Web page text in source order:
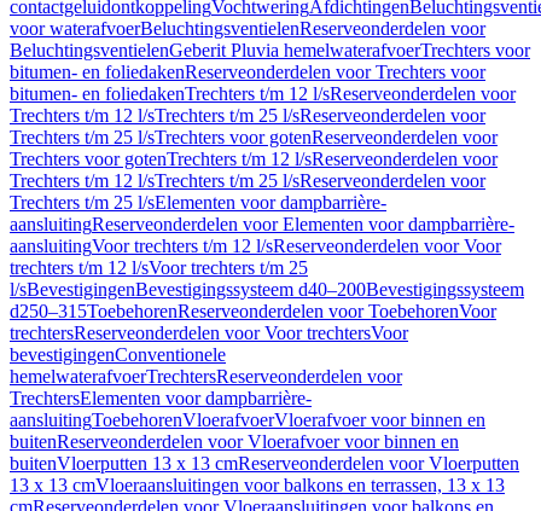
contactgeluidontkoppelingVochtweringAfdichtingen
voor waterafvoerBeluchtingsventielenReserveonderdelen voor
BeluchtingsventielenGeberit Pluvia hemelwaterafvoerTrechters voor
bitumen- en foliedakenReserveonderdelen voor Trechters voor
bitumen- en foliedakenTrechters t/m 12 l/sReserveonderdelen voor
Trechters t/m 12 l/sTrechters t/m 25 l/sReserveonderdelen voor
Trechters t/m 25 l/sTrechters voor gotenReserveonderdelen voor
Trechters voor gotenTrechters t/m 12 l/sReserveonderdelen voor
Trechters t/m 12 l/sTrechters t/m 25 l/sReserveonderdelen voor
Trechters t/m 25 l/sElementen voor dampbarrière-
aansluitingReserveonderdelen voor Elementen voor dampbarrière-
aansluitingVoor trechters t/m 12 l/sReserveonderdelen voor Voor
trechters t/m 12 l/sVoor trechters t/m 25
l/sBevestigingenBevestigingssysteem d40–200Bevestigingssysteem
d250–315ToebehorenReserveonderdelen voor ToebehorenVoor
trechtersReserveonderdelen voor Voor trechtersVoor
bevestigingenConventionele
hemelwaterafvoerTrechtersReserveonderdelen voor
TrechtersElementen voor dampbarrière-
aansluitingToebehorenVloerafvoerVloerafvoer voor binnen en
buitenReserveonderdelen voor Vloerafvoer voor binnen en
buitenVloerputten 13 x 13 cmReserveonderdelen voor Vloerputten
13 x 13 cmVloeraansluitingen voor balkons en terrassen, 13 x 13
cmReserveonderdelen voor Vloeraansluitingen voor balkons en